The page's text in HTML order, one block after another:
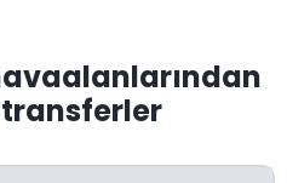
transferler